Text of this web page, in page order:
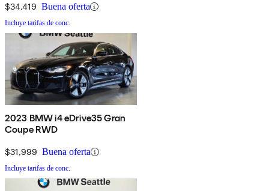
$34,419 Buena oferta
Incluye tarifas de conc.
2023 BMW i4 eDrive35 Gran
Coupe RWD
$31,999 Buena oferta
Incluye tarifas de conc.